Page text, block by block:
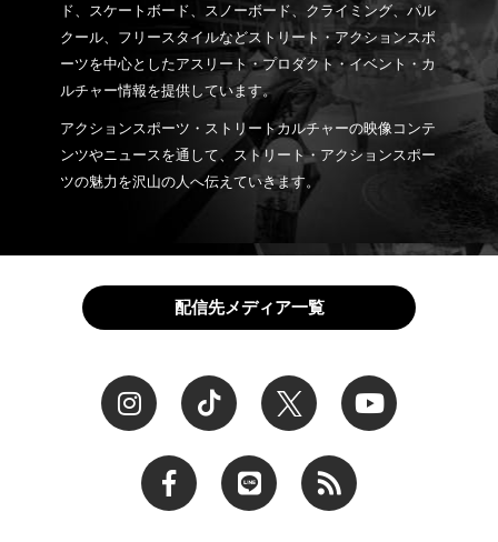
ド、スケートボード、スノーボード、クライミング、パル
クール、フリースタイルなどストリート・アクションスポ
ーツを中心としたアスリート・プロダクト・イベント・カ
ルチャー情報を提供しています。
アクションスポーツ・ストリートカルチャーの映像コンテ
ンツやニュースを通して、ストリート・アクションスポー
ツの魅力を沢山の人へ伝えていきます。
配信先メディア一覧